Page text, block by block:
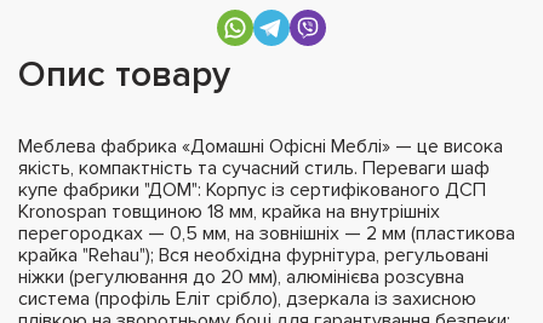
Опис товару
Меблева фабрика «Домашні Офісні Меблі» — це висока
якість, компактність та сучасний стиль. Переваги шаф
купе фабрики "ДОМ": Корпус із сертифікованого ДСП
Kronospan товщиною 18 мм, крайка на внутрішніх
перегородках — 0,5 мм, на зовнішніх — 2 мм (пластикова
крайка "Rehau"); Вся необхідна фурнітура, регульовані
ніжки (регулювання до 20 мм), алюмінієва розсувна
система (профіль Еліт срібло), дзеркала із захисною